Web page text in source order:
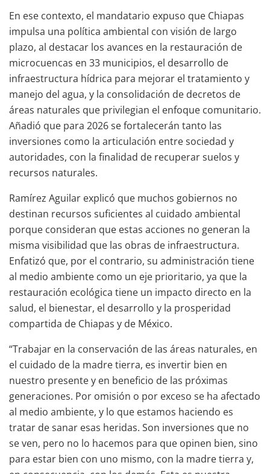
En ese contexto, el mandatario expuso que Chiapas
impulsa una política ambiental con visión de largo
plazo, al destacar los avances en la restauración de
microcuencas en 33 municipios, el desarrollo de
infraestructura hídrica para mejorar el tratamiento y
manejo del agua, y la consolidación de decretos de
áreas naturales que privilegian el enfoque comunitario.
Añadió que para 2026 se fortalecerán tanto las
inversiones como la articulación entre sociedad y
autoridades, con la finalidad de recuperar suelos y
recursos naturales.
Ramírez Aguilar explicó que muchos gobiernos no
destinan recursos suficientes al cuidado ambiental
porque consideran que estas acciones no generan la
misma visibilidad que las obras de infraestructura.
Enfatizó que, por el contrario, su administración tiene
al medio ambiente como un eje prioritario, ya que la
restauración ecológica tiene un impacto directo en la
salud, el bienestar, el desarrollo y la prosperidad
compartida de Chiapas y de México.
“Trabajar en la conservación de las áreas naturales, en
el cuidado de la madre tierra, es invertir bien en
nuestro presente y en beneficio de las próximas
generaciones. Por omisión o por exceso se ha afectado
al medio ambiente, y lo que estamos haciendo es
tratar de sanar esas heridas. Son inversiones que no
se ven, pero no lo hacemos para que opinen bien, sino
para estar bien con uno mismo, con la madre tierra y,